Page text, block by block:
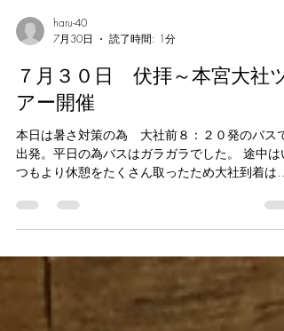
haru-40
7月30日
読了時間: 1分
出発。平日の為バスはガラガラでした。 途中はい
つもより休憩をたくさん取ったため大社到着は１
０：４０の到着でした。 いつもより早い出発とし
ましたが、やはり暑かったです。 この時期の熊野